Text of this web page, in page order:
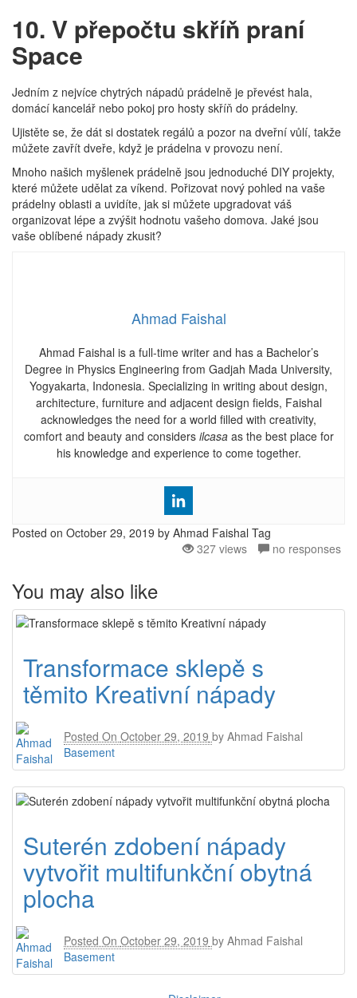
10. V přepočtu skříň praní
Space
Jedním z nejvíce chytrých nápadů prádelně je převést hala,
domácí kancelář nebo pokoj pro hosty skříň do prádelny.
Ujistěte se, že dát si dostatek regálů a pozor na dveřní vůlí, takže
můžete zavřít dveře, když je prádelna v provozu není.
Mnoho našich myšlenek prádelně jsou jednoduché DIY projekty,
které můžete udělat za víkend. Pořizovat nový pohled na vaše
prádelny oblasti a uvidíte, jak si můžete upgradovat váš
organizovat lépe a zvýšit hodnotu vašeho domova. Jaké jsou
vaše oblíbené nápady zkusit?
Ahmad Faishal
Ahmad Faishal is a full-time writer and has a Bachelor’s
Degree in Physics Engineering from Gadjah Mada University,
Yogyakarta, Indonesia. Specializing in writing about design,
architecture, furniture and adjacent design fields, Faishal
acknowledges the need for a world filled with creativity,
comfort and beauty and considers ilcasaas the best place for
his knowledge and experience to come together.
Posted on October 29, 2019 by Ahmad Faishal Tag
327 views
no responses
You may also like
Transformace sklepě s
těmito Kreativní nápady
Posted On October 29, 2019 by Ahmad Faishal
Basement
Suterén zdobení nápady
vytvořit multifunkční obytná
plocha
Posted On October 29, 2019 by Ahmad Faishal
Basement